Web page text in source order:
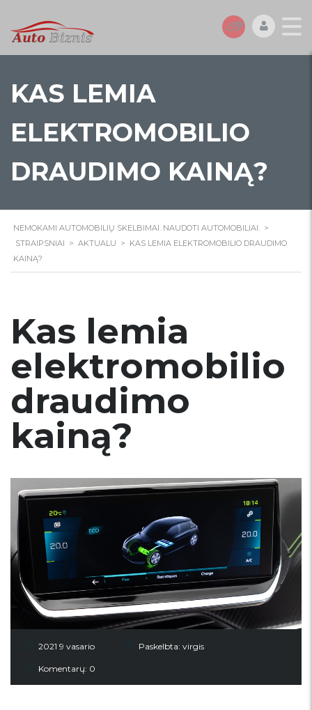
KAS LEMIA
ELEKTROMOBILIO
DRAUDIMO KAINĄ?
NEMOKAMI AUTOMOBILIŲ SKELBIMAI. NAUDOTI AUTOMOBILIAI. >
STRAIPSNIAI > AKTUALU > KAS LEMIA ELEKTROMOBILIO DRAUDIMO
KAINĄ?
Kas lemia
elektromobilio
draudimo
kainą?
2021 9 vasario Paskelbta: virgis
Komentarų: 0